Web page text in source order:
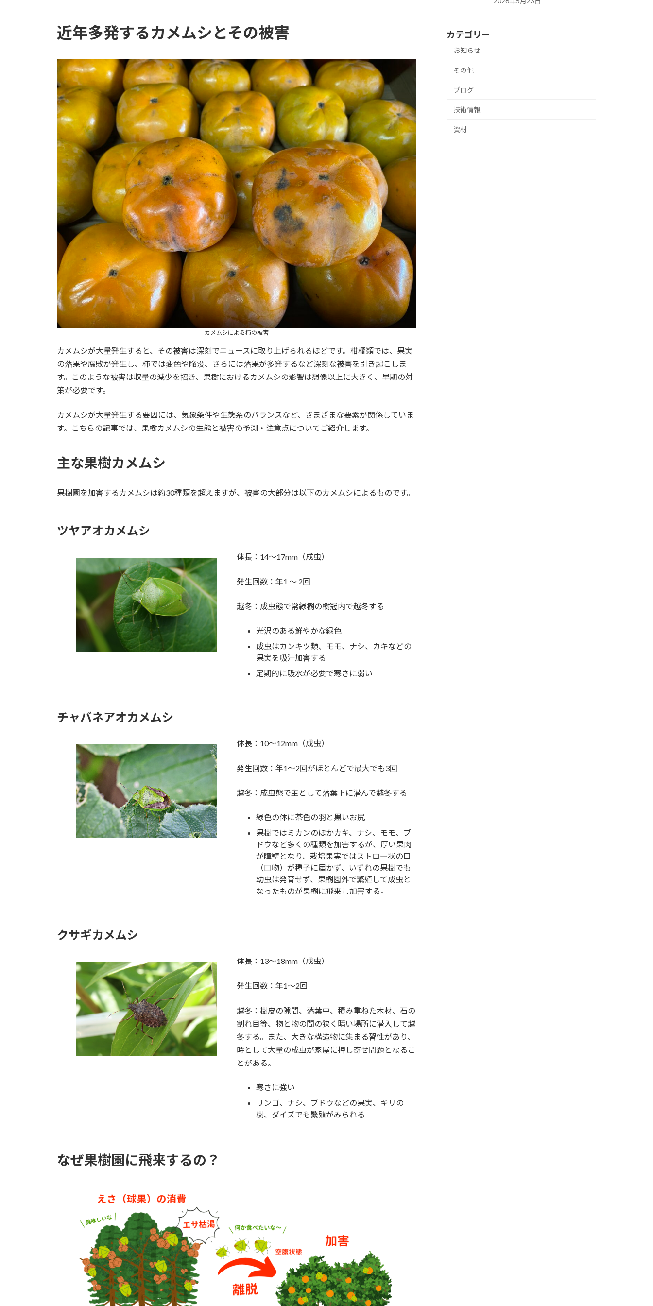
近年多発するカメムシとその被害
カメムシによる柿の被害
カメムシが大量発生すると、その被害は深刻でニュースに取り上げられるほどです。柑橘類では、果実
の落果や腐敗が発生し、柿では変色や陥没、さらには落果が多発するなど深刻な被害を引き起こしま
す。このような被害は収量の減少を招き、果樹におけるカメムシの影響は想像以上に大きく、早期の対
策が必要です。
カメムシが大量発生する要因には、気象条件や生態系のバランスなど、さまざまな要素が関係していま
す。こちらの記事では、果樹カメムシの生態と被害の予測・注意点についてご紹介します。
主な果樹カメムシ
果樹園を加害するカメムシは約30種類を超えますが、被害の大部分は以下のカメムシによるものです。
ツヤアオカメムシ
体長：14〜17mm（成虫）
発生回数：年1 ～ 2回
越冬：成虫態で常緑樹の樹冠内で越冬する
光沢のある鮮やかな緑色
成虫はカンキツ類、モモ、ナシ、カキなどの
果実を吸汁加害する
定期的に吸水が必要で寒さに弱い
チャバネアオカメムシ
体長：10～12mm（成虫）
発生回数：年1〜2回がほとんどで最大でも3回
越冬：成虫態で主として落葉下に潜んで越冬する
緑色の体に茶色の羽と黒いお尻
果樹ではミカンのほかカキ、ナシ、モモ、ブ
ドウなど多くの種類を加害するが、厚い果肉
が障壁となり、栽培果実ではストロー状の口
（口吻）が種子に届かず、いずれの果樹でも
幼虫は発育せず、果樹園外で繁殖して成虫と
なったものが果樹に飛来し加害する。
クサギカメムシ
体長：13～18mm（成虫）
発生回数：年1〜2回
越冬：樹皮の隙間、落葉中、積み重ねた木材、石の
割れ目等、物と物の間の狭く暗い場所に潜入して越
冬する。また、大きな構造物に集まる習性があり、
時として大量の成虫が家屋に押し寄せ問題となるこ
とがある。
寒さに強い
リンゴ、ナシ、ブドウなどの果実、キリの
樹、ダイズでも繁殖がみられる
なぜ果樹園に飛来するの？
カテゴリー
お知らせ
その他
ブログ
技術情報
資材